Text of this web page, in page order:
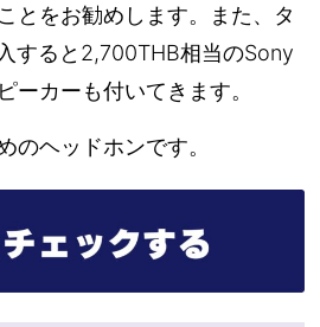
とをお勧めします。また、タ
すると2,700THB相当のSony
ーカーも付いてきます。
のヘッドホンです。